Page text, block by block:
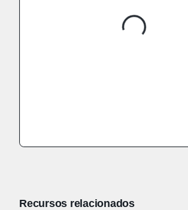
Recursos relacionados